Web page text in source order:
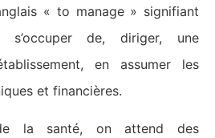
« to manage » signifiant
s’occuper de, diriger, une
en assumer les
et financières.
la santé, on attend des